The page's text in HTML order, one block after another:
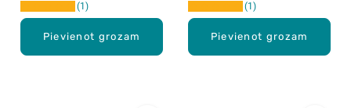
Pievienot grozam
1
Pievienot grozam
1